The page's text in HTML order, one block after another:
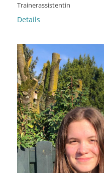
Trainerassistentin
Details